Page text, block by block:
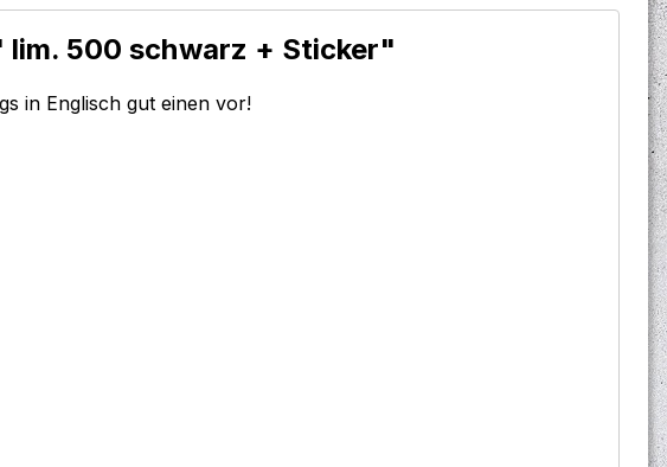
lim. 500 schwarz + Sticker"
in Englisch gut einen vor!